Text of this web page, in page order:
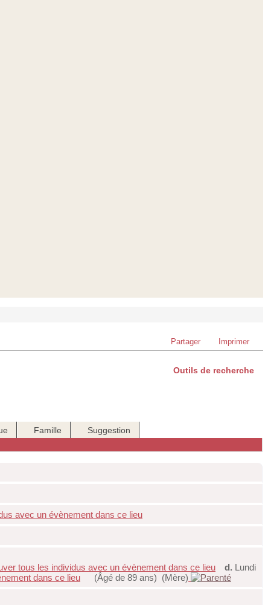
Partager Imprimer
Outils de recherche
Famille Suggestion
d. Lundi
(Âgé de 89 ans) (Mère)